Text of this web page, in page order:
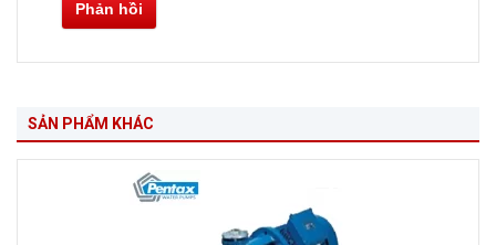
Phản hồi
SẢN PHẨM KHÁC